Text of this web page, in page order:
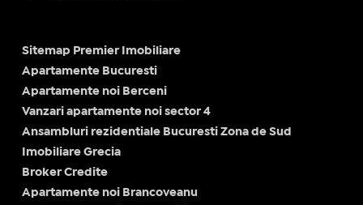
Sitemap Premier Imobiliare
Apartamente Bucuresti
Apartamente noi Berceni
Vanzari apartamente noi sector 4
Ansambluri rezidentiale Bucuresti Zona de Sud
Imobiliare Grecia
Broker Credite
Apartamente noi Brancoveanu